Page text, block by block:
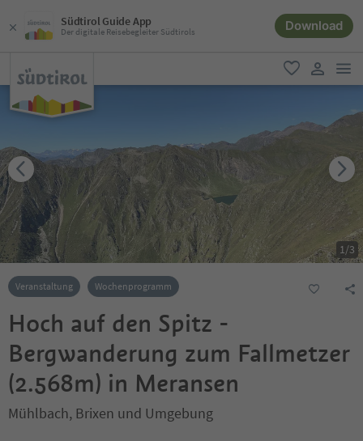
Südtirol Guide App
Der digitale Reisebegleiter Südtirols Download
favorit
user link
1/3
Veranstaltung Wochenprogramm
Hoch auf den Spitz -
Bergwanderung zum Fallmetzer
(2.568m) in Meransen
Mühlbach, Brixen und Umgebung